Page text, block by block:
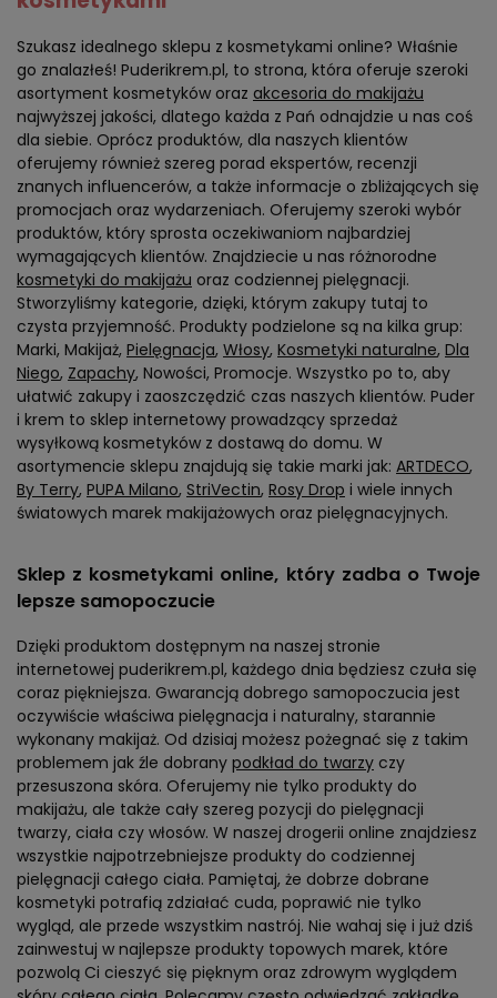
Szukasz idealnego sklepu z kosmetykami online? Właśnie
go znalazłeś! Puderikrem.pl, to strona, która oferuje szeroki
asortyment kosmetyków orazakcesoria do makijażu
najwyższej jakości, dlatego każda z Pań odnajdzie u nas coś
dla siebie. Oprócz produktów, dla naszych klientów
oferujemy również szereg porad ekspertów, recenzji
znanych influencerów, a także informacje o zbliżających się
promocjach oraz wydarzeniach. Oferujemy szeroki wybór
produktów, który sprosta oczekiwaniom najbardziej
wymagających klientów. Znajdziecie u nas różnorodne
kosmetyki do makijażuoraz codziennej pielęgnacji.
Stworzyliśmy kategorie, dzięki, którym zakupy tutaj to
czysta przyjemność. Produkty podzielone są na kilka grup:
Marki, Makijaż,Pielęgnacja,Włosy,Kosmetyki naturalne
Niego, Zapachy, Nowości, Promocje. Wszystko po to, aby
ułatwić zakupy i zaoszczędzić czas naszych klientów. Puder
i krem to sklep internetowy prowadzący sprzedaż
wysyłkową kosmetyków z dostawą do domu. W
asortymencie sklepu znajdują się takie marki jak:ARTDECO
By Terry , PUPA Milano, StriVectin,Rosy Drop i wiele innych
światowych marek makijażowych oraz pielęgnacyjnych.
lepsze samopoczucie
Dzięki produktom dostępnym na naszej stronie
internetowej puderikrem.pl, każdego dnia będziesz czuła się
coraz piękniejsza. Gwarancją dobrego samopoczucia jest
oczywiście właściwa pielęgnacja i naturalny, starannie
wykonany makijaż. Od dzisiaj możesz pożegnać się z takim
problemem jak źle dobrany podkład do twarzyczy
przesuszona skóra. Oferujemy nie tylko produkty do
makijażu, ale także cały szereg pozycji do pielęgnacji
twarzy, ciała czy włosów. W naszej drogerii online znajdziesz
wszystkie najpotrzebniejsze produkty do codziennej
pielęgnacji całego ciała. Pamiętaj, że dobrze dobrane
kosmetyki potrafią zdziałać cuda, poprawić nie tylko
wygląd, ale przede wszystkim nastrój. Nie wahaj się i już dziś
zainwestuj w najlepsze produkty topowych marek, które
pozwolą Ci cieszyć się pięknym oraz zdrowym wyglądem
skóry całego ciała. Polecamy często odwiedzać zakładkę
„Promocje”, istnieje wiele okazji, które pozwalają zaopatrzyć